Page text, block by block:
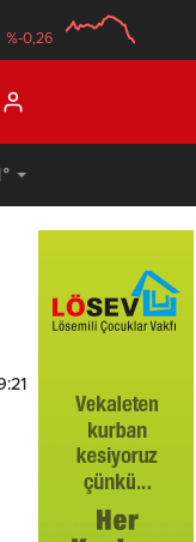
%-0,26